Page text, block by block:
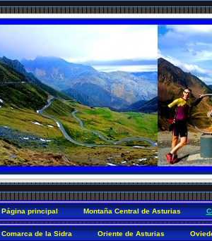
Página principal Montaña Central de Asturias
Comarca de la Sidra Oriente de Asturias